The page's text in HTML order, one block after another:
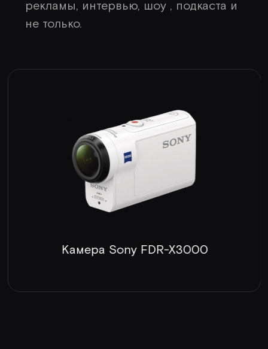
рекламы, интервью, шоу , подкаста и
не только.
Камера Sony FDR-X3000